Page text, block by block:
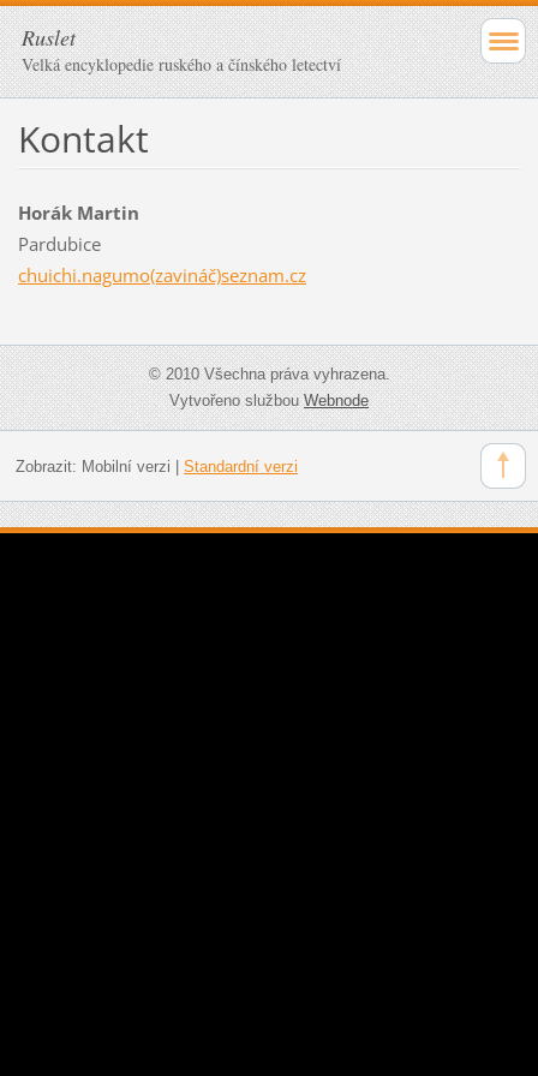
Ruslet
Velká encyklopedie ruského a čínského letectví
Kontakt
Horák Martin
Pardubice
chuichi.nagumo(zavináč)seznam.cz
© 2010 Všechna práva vyhrazena.
Vytvořeno službouWebnode
Zobrazit: Mobilní verzi Standardní verzi